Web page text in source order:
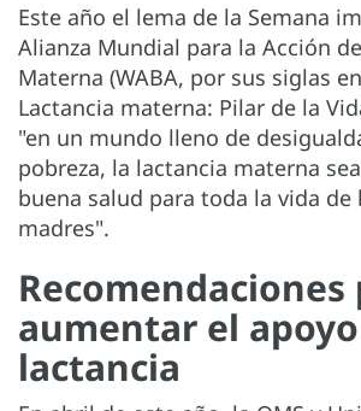
Este año el lema de la Semana
Alianza Mundial para la Acción
Materna (WABA, por sus siglas
Lactancia materna: Pilar de la
"en un mundo lleno de
pobreza, la lactancia materna
buena salud para toda la vida de
madres".
Recomendaciones
aumentar el
lactancia